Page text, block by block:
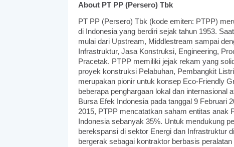
About PT PP (Persero) Tbk
PT PP (Persero) Tbk (kode emiten: PTPP)
di Indonesia yang berdiri sejak tahun 1953.
mulai dari Upstream, Middlestream sampai
Infrastruktur, Jasa Konstruksi, Engineering,
Pracetak. PTPP memiliki jejak rekam yang
proyek konstruksi Pelabuhan, Pembangkit
merupakan pionir untuk konsep Eco-Friendly
beberapa penghargaan lokal dan
Bursa Efek Indonesia pada tanggal 9 Februari
2015, PTPP mencatatkan saham entitas anak
Indonesia sebanyak 35%. Untuk mendukung
berekspansi di sektor Energi dan Infrastruktur
bergerak sebagai kontraktor berbasis